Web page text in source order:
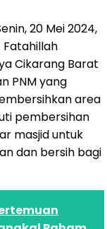
20 Mei 2024,
Fatahillah
Cikarang Barat
PNM yang
area
pembersihan
masjid untuk
dan bersih bagi